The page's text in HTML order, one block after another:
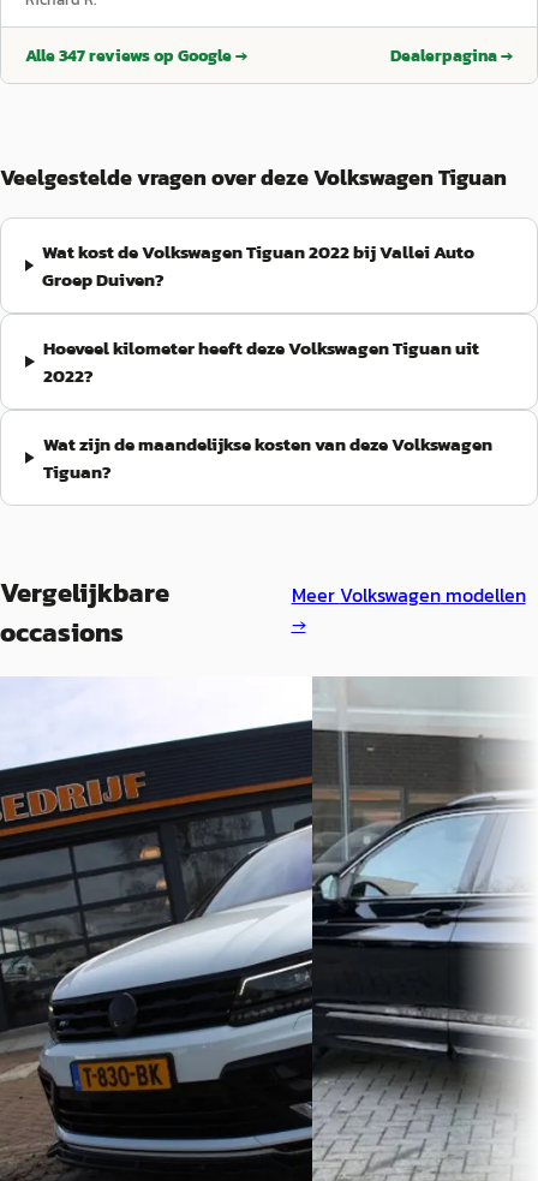
Alle347reviews op Google → Dealerpagina →
Veelgestelde vragen over deze Volkswagen Tiguan
Wat kost de Volkswagen Tiguan 2022 bij Vallei Auto
Groep Duiven?
Hoeveel kilometer heeft deze Volkswagen Tiguan uit
2022?
Wat zijn de maandelijkse kosten van deze Volkswagen
Tiguan?
Vergelijkbare
occasions
MeerVolkswagenmodellen
→
2.0 TSI R 4Motion 3x R-Line
€ 24.798
v.a. € 526/mnd
Scherp geprijsd
2017 · 148.250 km · Benzine ·
Automaat
D&M Cars· Lelystad
Bekijk aanbieding →
Vergelijk
2.0 TSI 4Motion Highline
€ 29.750
v.a. € 631/mnd
Marktconform
2018 · 0 km · Benzine ·
54 dagen geleden
Bekijk aanbieding →
Vergelijk